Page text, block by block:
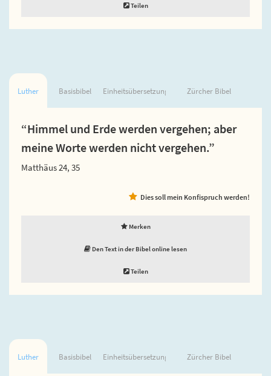
Teilen
Luther Basisbibel Einheitsübersetzung Zürcher Bibel
“Himmel und Erde werden vergehen; aber
meine Worte werden nicht vergehen.”
Matthäus 24, 35
Dies soll mein Konfispruch werden!
Merken
Den Text in der Bibel online lesen
Teilen
Luther Basisbibel Einheitsübersetzung Zürcher Bibel